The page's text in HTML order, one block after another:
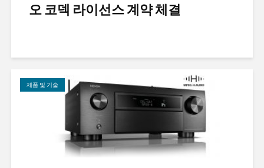
오 코덱 라이선스 계약 체결
제품 및 기술